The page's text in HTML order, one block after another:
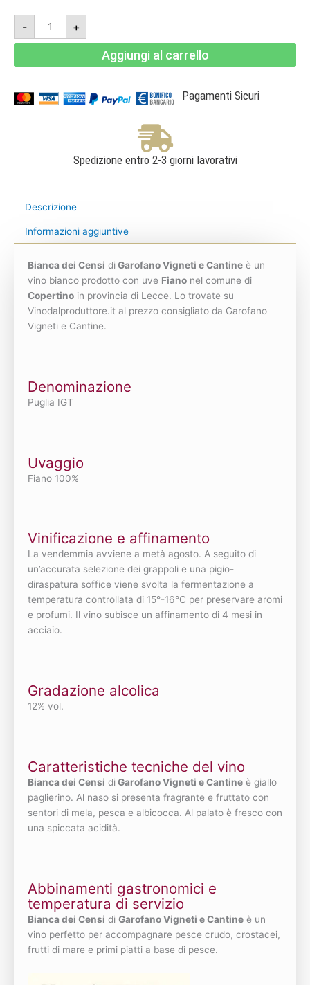
-
Bianca
Censi
-
Garofano
Vigneti
e
+
Aggiungi al carrello
Pagamenti Sicuri
Spedizione entro 2-3 giorni lavorativi
Descrizione
Informazioni aggiuntive
Bianca dei Censi diGarofano Vigneti e Cantine è un
vino bianco prodotto con uve Fiano nel comune di
Copertino in provincia di Lecce. Lo trovate su
Vinodalproduttore.it al prezzo consigliato da Garofano
Vigneti e Cantine.
Denominazione
Puglia IGT
Uvaggio
Fiano 100%
Vinificazione e affinamento
La vendemmia avviene a metà agosto. A seguito di
un’accurata selezione dei grappoli e una pigio-
diraspatura soffice viene svolta la fermentazione a
temperatura controllata di 15°-16°C per preservare aromi
e profumi. Il vino subisce un affinamento di 4 mesi in
acciaio.
Gradazione alcolica
12% vol.
Caratteristiche tecniche del vino
Bianca dei Censi diGarofano Vigneti e Cantine è giallo
paglierino. Al naso si presenta fragrante e fruttato con
sentori di mela, pesca e albicocca. Al palato è fresco con
una spiccata acidità.
Abbinamenti gastronomici e
temperatura di servizio
Bianca dei Censi di Garofano Vigneti e Cantine è un
vino perfetto per accompagnare pesce crudo, crostacei,
frutti di mare e primi piatti a base di pesce.